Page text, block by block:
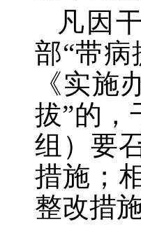
凡因
部“带
《实施
拔”的，
组）要
措施；
整改措